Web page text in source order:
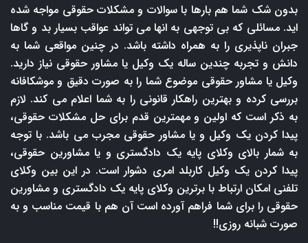
بدون شک شما هم بارها با سوالات و مشکلات حقوقی مواجه شده
اید. مسائلی که بی توجهی به انها می تواند عواقب بسیار بد و گاها
جبران ناپذیری را به همراه داشته باشد. در چنین مواقعی شما به
دانش و تجربه چندین ساله یک وکیل یا مشاور حقوقی نیاز دارید.
وکیل یا مشاور حقوقی موضوع شما را به صورت دقیق و موشکافانه
بررسی کرده و بهترین راهکار قانونی را به شما اعلام می کند. لازم
به ذکر است که اولین و مهمترین قدم برای حل مشکلات حقوقی،
پیدا کردن یک وکیل و یا مشاور حقوقی مجرب می باشد. با توجه
به شمار بالای وکلای پایه یک دادگستری و یا مشاورین حقوقی،
پیدا کردن یک وکیل کاربلد امری دشوار است. در این بین وکلای
تلفنی امکان ارتباط با برترین وکلای پایه یک دادگستری و مشاورین
حقوقی را برای شما فراهم آورده است آن هم با قیمت مناسب و به
صورت شبانه روزی!!